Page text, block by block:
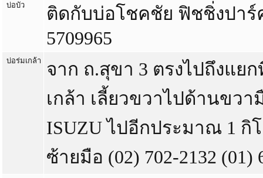
บ่อบัว
ติดกับบ่อโชคชัย ฟิชชิ่งปาร์
5709965
บ่อร่มเกล้า
จาก ถ.สุขา 3 ตรงไปถึงแย
เกล้า เลี้ยวขวาไปด้านขวา
ISUZU ไปอีกประมาณ 1 กิ
ซ้ายมือ (02) 702-2132 (01)